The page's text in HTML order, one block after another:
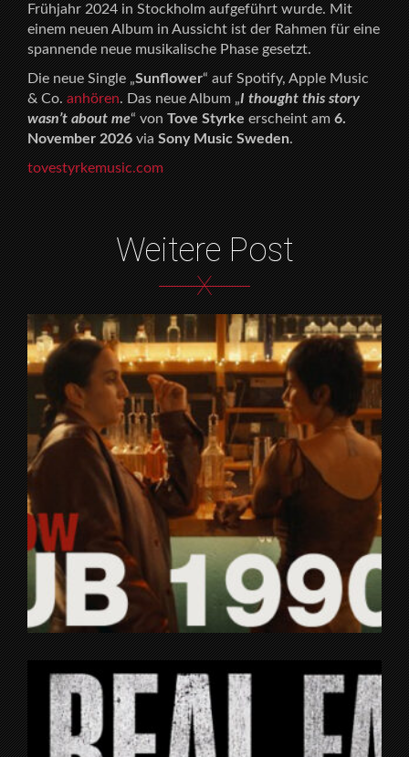
Frühjahr 2024 in Stockholm aufgeführt wurde. Mit
einem neuen Album in Aussicht ist der Rahmen für eine
spannende neue musikalische Phase gesetzt.
Die neue Single „Sunflower“ auf Spotify, Apple Music
& Co.anhören. Das neue Album „I thought this story
wasn’t about me“ vonTove Styrkeerscheint am6.
November 2026viaSony Music Sweden.
tovestyrkemusic.com
Weitere Post
X